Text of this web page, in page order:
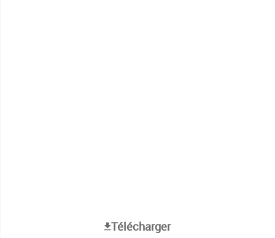
Télécharger